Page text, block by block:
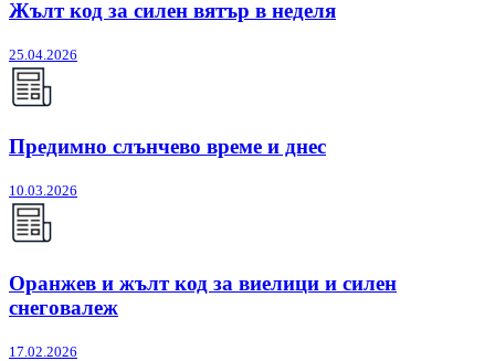
Жълт код за силен вятър в неделя
25.04.2026
Предимно слънчево време и днес
10.03.2026
Оранжев и жълт код за виелици и силен
снеговалеж
17.02.2026